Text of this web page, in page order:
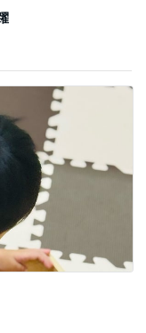
な工事
たコップ